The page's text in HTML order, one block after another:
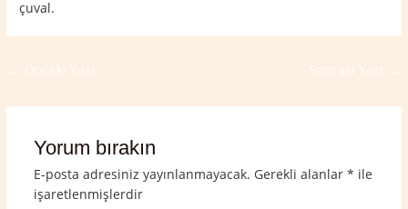
çuval.
← Önceki Yazı Sonraki Yazı →
Yorum bırakın
E-posta adresiniz yayınlanmayacak. Gerekli alanlar * ile
işaretlenmişlerdir